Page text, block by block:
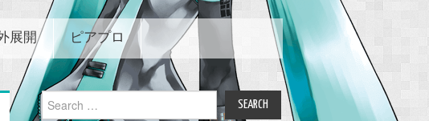
展開 ピアプロ
Search
for: